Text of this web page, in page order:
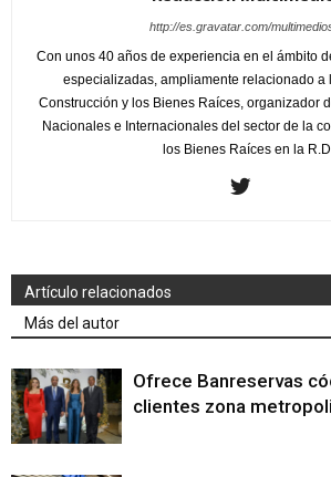
http://es.gravatar.com/
Con unos 40 años de experiencia en el ámbito
especializadas, ampliamente relacionado a
Construcción y los Bienes Raíces, organizador
Nacionales e Internacionales del sector de la
los Bienes Raíces en la R.D.
Artículo relacionados
Más del autor
Ofrece Banreservas
clientes zona